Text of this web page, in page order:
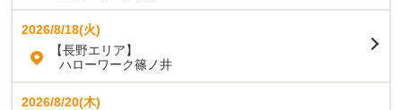
2026/8/18(火)
【長野エリア】
ハローワーク篠ノ井
2026/8/20(木)